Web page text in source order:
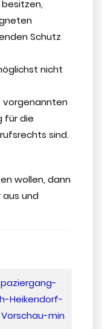
Schutz
nicht
vorgenannten
für die
sind.
wollen, dann
aus und